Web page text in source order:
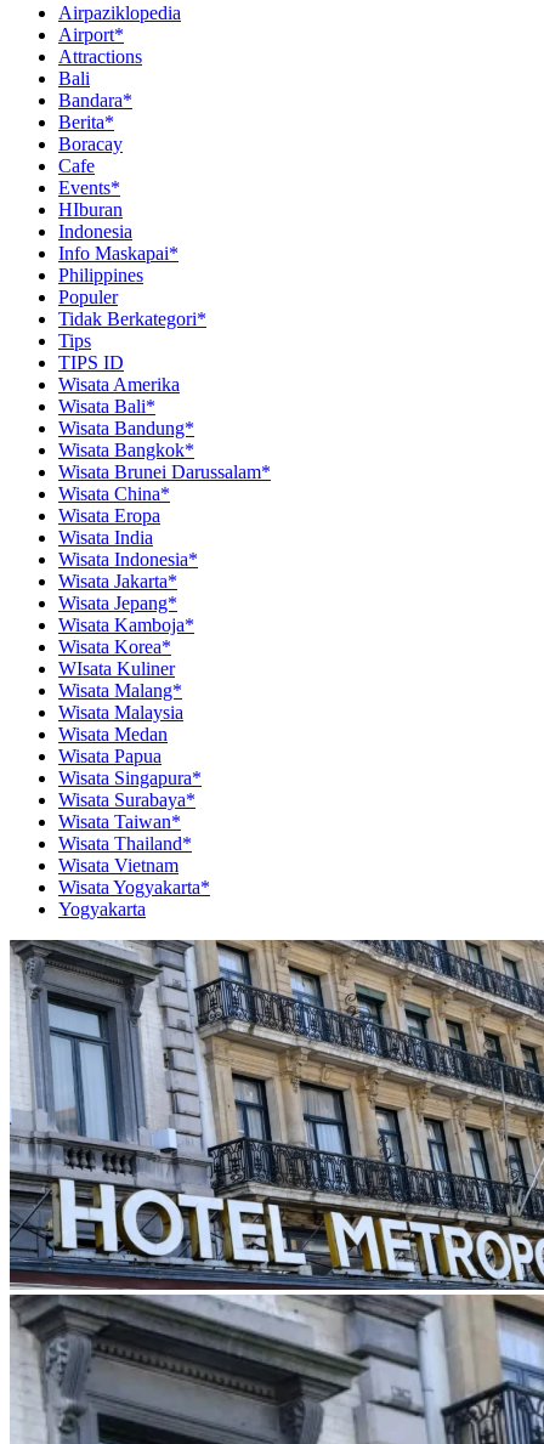
Airpaziklopedia
Airport*
Attractions
Bali
Bandara*
Berita*
Boracay
Cafe
Events*
HIburan
Indonesia
Info Maskapai*
Philippines
Populer
Tidak Berkategori*
Tips
TIPS ID
Wisata Amerika
Wisata Bali*
Wisata Bandung*
Wisata Bangkok*
Wisata Brunei Darussalam*
Wisata China*
Wisata Eropa
Wisata India
Wisata Indonesia*
Wisata Jakarta*
Wisata Jepang*
Wisata Kamboja*
Wisata Korea*
WIsata Kuliner
Wisata Malang*
Wisata Malaysia
Wisata Medan
Wisata Papua
Wisata Singapura*
Wisata Surabaya*
Wisata Taiwan*
Wisata Thailand*
Wisata Vietnam
Wisata Yogyakarta*
Yogyakarta